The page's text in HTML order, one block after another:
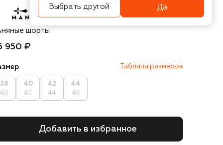
шорты
950 ₽
Таблица размеров
38
40
40
42
42
44
44
46
Добавить в избранное
Выбрать другой Да